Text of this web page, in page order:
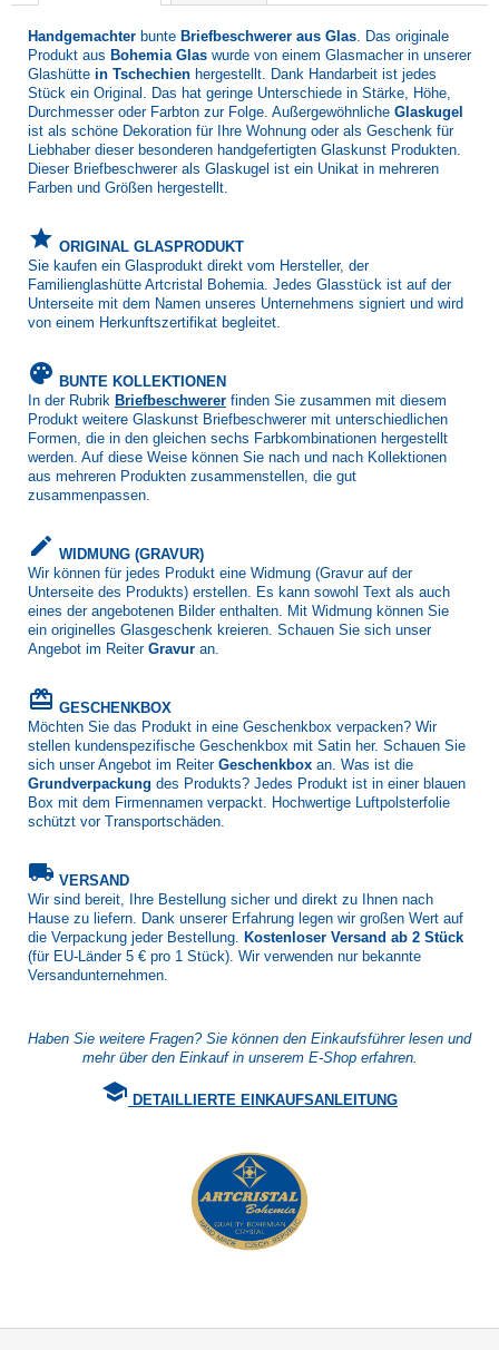
Handgemachter bunte Briefbeschwerer aus Glas. Das originale
Produkt aus Bohemia Glas wurde von einem Glasmacher in unserer
Glashütte in Tschechien hergestellt. Dank Handarbeit ist jedes
Stück ein Original. Das hat geringe Unterschiede in Stärke, Höhe,
Durchmesser oder Farbton zur Folge. Außergewöhnliche Glaskugel
ist als schöne Dekoration für Ihre Wohnung oder als Geschenk für
Liebhaber dieser besonderen handgefertigten Glaskunst Produkten.
Dieser Briefbeschwerer als Glaskugel ist ein Unikat in mehreren
Farben und Größen hergestellt.
grade ORIGINAL GLASPRODUKT
Sie kaufen ein Glasprodukt direkt vom Hersteller, der
Familienglashütte Artcristal Bohemia. Jedes Glasstück ist auf der
Unterseite mit dem Namen unseres Unternehmens signiert und wird
von einem Herkunftszertifikat begleitet.
palette BUNTE KOLLEKTIONEN
In der Rubrik Briefbeschwerer finden Sie zusammen mit diesem
Produkt weitere Glaskunst Briefbeschwerer mit unterschiedlichen
Formen, die in den gleichen sechs Farbkombinationen hergestellt
werden. Auf diese Weise können Sie nach und nach Kollektionen
aus mehreren Produkten zusammenstellen, die gut
zusammenpassen.
create WIDMUNG (GRAVUR)
Wir können für jedes Produkt eine Widmung (Gravur auf der
Unterseite des Produkts) erstellen. Es kann sowohl Text als auch
eines der angebotenen Bilder enthalten. Mit Widmung können Sie
ein originelles Glasgeschenk kreieren. Schauen Sie sich unser
Angebot im Reiter Gravur an.
card_giftcard GESCHENKBOX
Möchten Sie das Produkt in eine Geschenkbox verpacken? Wir
stellen kundenspezifische Geschenkbox mit Satin her. Schauen Sie
sich unser Angebot im Reiter Geschenkbox an. Was ist die
Grundverpackung des Produkts? Jedes Produkt ist in einer blauen
Box mit dem Firmennamen verpackt. Hochwertige Luftpolsterfolie
schützt vor Transportschäden.
local_shipping VERSAND
Wir sind bereit, Ihre Bestellung sicher und direkt zu Ihnen nach
Hause zu liefern. Dank unserer Erfahrung legen wir großen Wert auf
die Verpackung jeder Bestellung. Kostenloser Versand ab 2 Stück
(für EU-Länder 5 € pro 1 Stück). Wir verwenden nur bekannte
Versandunternehmen.
Haben Sie weitere Fragen? Sie können den Einkaufsführer lesen und
mehr über den Einkauf in unserem E-Shop erfahren.
school DETAILLIERTE EINKAUFSANLEITUNG